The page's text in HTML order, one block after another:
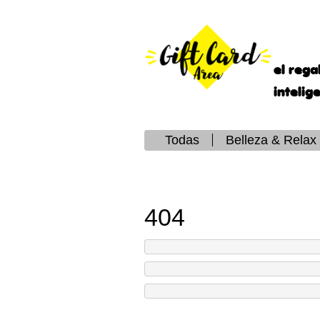
el
Todas Belleza & Relax
404